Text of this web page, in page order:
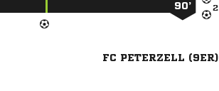

90’
FC PETERZELL (9ER)